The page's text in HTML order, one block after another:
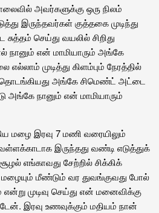
அவர்களுக்கு ஒரு நிலம்
இருந்தவர்கள் குத்தகை முடிந்து
செய்து வயலில் சிறிது
நானும் என் மாமியாரும் அங்கே
முடித்து கிளம்பும் நேரத்தில்
அங்கே சிமெண்ட் அட்டை
அங்கே நானும் என் மாமியாரும்
மழை இரவு 7 மணி வரையிலும்
இருந்தது வண்டி எடுத்துக்
எங்காவது சேற்றில் சிக்கிக்
மீண்டும் வர துவங்குவது போல்
முடிவு செய்து என் மனைவிக்கு
இரவு உணவுக்கும் மதியம் நான்